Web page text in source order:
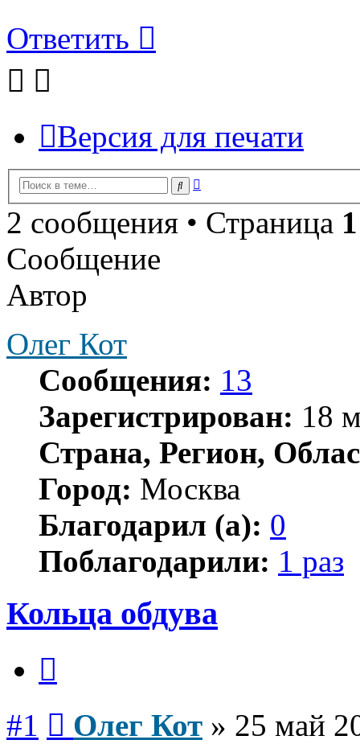
Ответить
Версия для печати
Поиск
2 сообщения • Страница 1
Сообщение
Автор
Олег Кот
Сообщения: 13
Зарегистрирован: 18
Страна, Регион,
Город: Москва
Благодарил (а): 0
Поблагодарили: 1 раз
Кольца обдува
#1 Олег Кот » 25 май